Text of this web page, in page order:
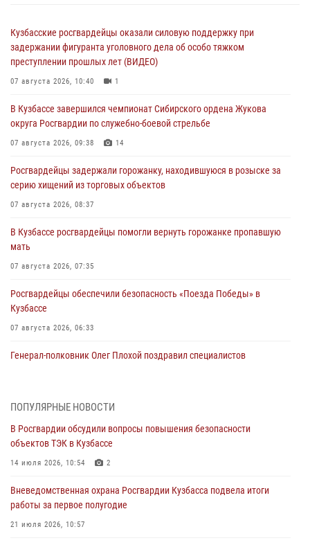
Кузбасские росгвардейцы оказали силовую поддержку при
задержании фигуранта уголовного дела об особо тяжком
преступлении прошлых лет (ВИДЕО)
07 августа 2026, 10:40 1
В Кузбассе завершился чемпионат Сибирского ордена Жукова
округа Росгвардии по служебно-боевой стрельбе
07 августа 2026, 09:38 14
Росгвардейцы задержали горожанку, находившуюся в розыске за
серию хищений из торговых объектов
07 августа 2026, 08:37
В Кузбассе росгвардейцы помогли вернуть горожанке пропавшую
мать
07 августа 2026, 07:35
Росгвардейцы обеспечили безопасность «Поезда Победы» в
Кузбассе
07 августа 2026, 06:33
Генерал-полковник Олег Плохой поздравил специалистов
07 августа 2026, 05:32
С 1 сентября 2026 года вступает в силу новый федеральный закон о
частной охранной деятельности
06 августа 2026, 10:19
Росгвардейцы задержали предполагаемого виновника причинения
ножевого ранения кемеровчанину
06 августа 2026, 09:18
ПОПУЛЯРНЫЕ НОВОСТИ
В Росгвардии обсудили вопросы повышения безопасности
объектов ТЭК в Кузбассе
14 июля 2026, 10:54 2
Вневедомственная охрана Росгвардии Кузбасса подвела итоги
работы за первое полугодие
21 июля 2026, 10:57